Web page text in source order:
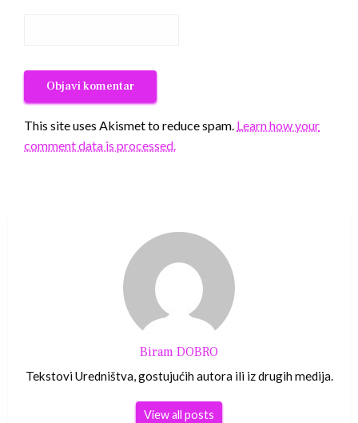
This site uses Akismet to reduce spam. Learn how your
comment data is processed.
Biram DOBRO
Tekstovi Uredništva, gostujućih autora ili iz drugih medija.
View all posts